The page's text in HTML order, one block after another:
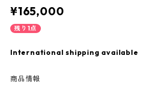
¥165,000
残り1点
International shipping available
商品情報